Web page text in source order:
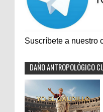
Suscríbete a nuestro
DAÑO ANTROPOLÓGICO